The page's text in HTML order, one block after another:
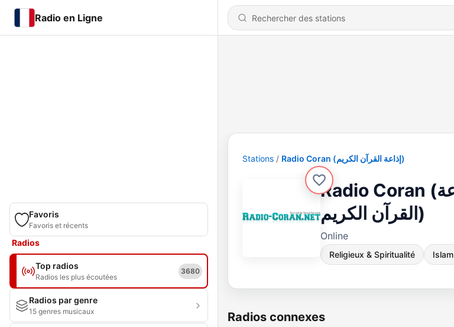
Radio en Ligne
Favoris
Favoris et récents
Radios
Top radios
Radios les plus écoutées
3680
Radios par genre
15 genres musicaux
Stations Radio Coran (إذاعة القرآن الكريم)
Radio Coran (إذاعة
القرآن الكريم)
Online
Religieux & Spiritualité Islam
Radios connexes